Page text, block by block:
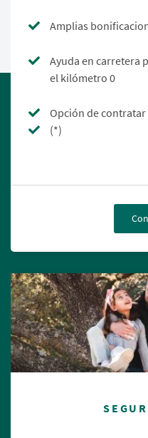
Amplias
Ayuda en carretera
el kilómetro 0
Opción de
(*)